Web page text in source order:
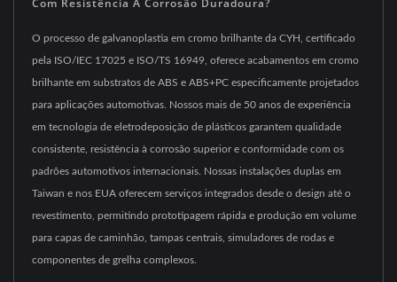
O processo de galvanoplastia em cromo brilhante da CYH, certificado
pela ISO/IEC 17025 e ISO/TS 16949, oferece acabamentos em cromo
brilhante em substratos de ABS e ABS+PC especificamente projetados
para aplicações automotivas. Nossos mais de 50 anos de experiência
em tecnologia de eletrodeposição de plásticos garantem qualidade
consistente, resistência à corrosão superior e conformidade com os
padrões automotivos internacionais. Nossas instalações duplas em
Taiwan e nos EUA oferecem serviços integrados desde o design até o
revestimento, permitindo prototipagem rápida e produção em volume
para capas de caminhão, tampas centrais, simuladores de rodas e
componentes de grelha complexos.